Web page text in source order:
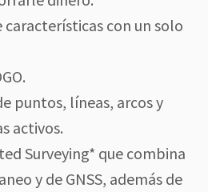
características con un solo
puntos, líneas, arcos y
activos.
Surveying* que combina
y de GNSS, además de